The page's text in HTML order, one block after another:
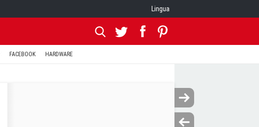
Lingua
FACEBOOK HARDWARE